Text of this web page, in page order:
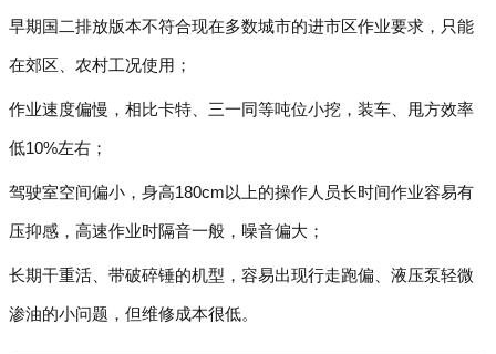
早期国二排放版本不符合现在多数城市的进市区作业要求，只能
在郊区、农村工况使用；
作业速度偏慢，相比卡特、三一同等吨位小挖，装车、甩方效率
低10%左右；
驾驶室空间偏小，身高180cm以上的操作人员长时间作业容易有
压抑感，高速作业时隔音一般，噪音偏大；
长期干重活、带破碎锤的机型，容易出现行走跑偏、液压泵轻微
渗油的小问题，但维修成本很低。